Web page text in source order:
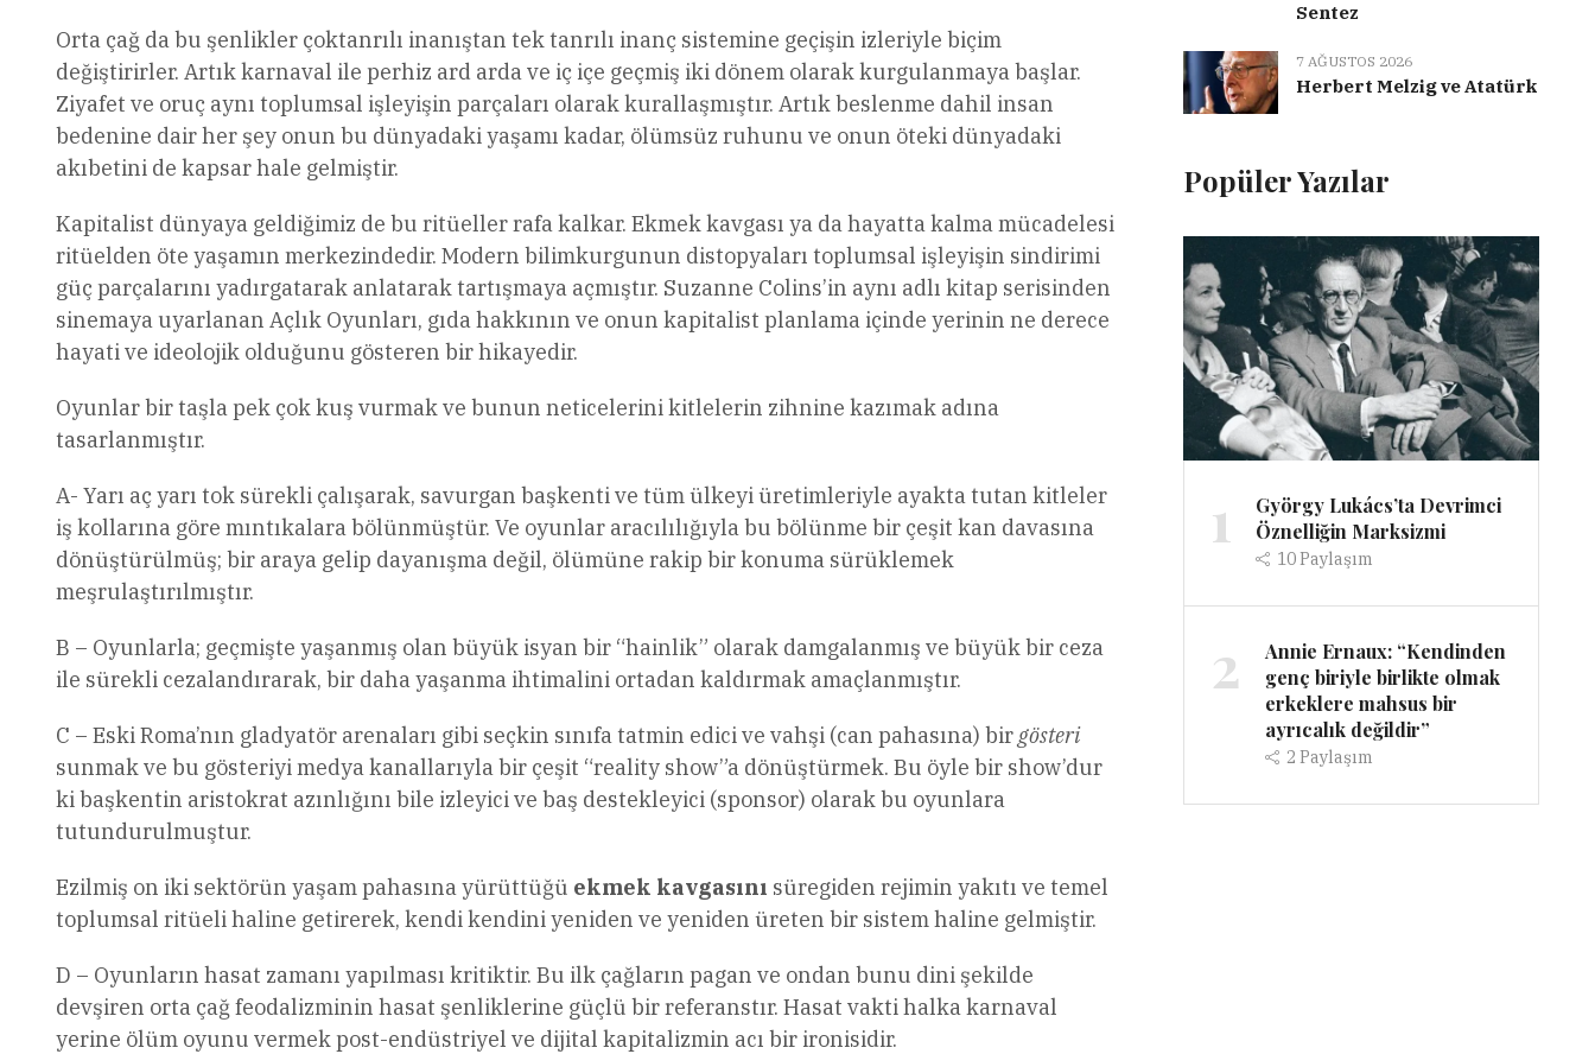
Orta çağ da bu şenlikler çoktanrılı inanıştan tek tanrılı inanç sistemine geçişin izleriyle biçim
değiştirirler. Artık karnaval ile perhiz ard arda ve iç içe geçmiş iki dönem olarak kurgulanmaya başlar.
Ziyafet ve oruç aynı toplumsal işleyişin parçaları olarak kurallaşmıştır. Artık beslenme dahil insan
bedenine dair her şey onun bu dünyadaki yaşamı kadar, ölümsüz ruhunu ve onun öteki dünyadaki
akıbetini de kapsar hale gelmiştir.
Kapitalist dünyaya geldiğimiz de bu ritüeller rafa kalkar. Ekmek kavgası ya da hayatta kalma mücadelesi
ritüelden öte yaşamın merkezindedir. Modern bilimkurgunun distopyaları toplumsal işleyişin sindirimi
güç parçalarını yadırgatarak anlatarak tartışmaya açmıştır. Suzanne Colins’in aynı adlı kitap serisinden
sinemaya uyarlanan Açlık Oyunları, gıda hakkının ve onun kapitalist planlama içinde yerinin ne derece
hayati ve ideolojik olduğunu gösteren bir hikayedir.
Oyunlar bir taşla pek çok kuş vurmak ve bunun neticelerini kitlelerin zihnine kazımak adına
tasarlanmıştır.
A- Yarı aç yarı tok sürekli çalışarak, savurgan başkenti ve tüm ülkeyi üretimleriyle ayakta tutan kitleler
iş kollarına göre mıntıkalara bölünmüştür. Ve oyunlar aracılılığıyla bu bölünme bir çeşit kan davasına
dönüştürülmüş; bir araya gelip dayanışma değil, ölümüne rakip bir konuma sürüklemek
meşrulaştırılmıştır.
B – Oyunlarla; geçmişte yaşanmış olan büyük isyan bir “hainlik” olarak damgalanmış ve büyük bir ceza
ile sürekli cezalandırarak, bir daha yaşanma ihtimalini ortadan kaldırmak amaçlanmıştır.
C – Eski Roma’nın gladyatör arenaları gibi seçkin sınıfa tatmin edici ve vahşi (can pahasına) birgösteri
sunmak ve bu gösteriyi medya kanallarıyla bir çeşit “reality show”a dönüştürmek. Bu öyle bir show’dur
ki başkentin aristokrat azınlığını bile izleyici ve baş destekleyici (sponsor) olarak bu oyunlara
tutundurulmuştur.
Ezilmiş on iki sektörün yaşam pahasına yürüttüğü ekmek kavgasını süregiden rejimin yakıtı ve temel
toplumsal ritüeli haline getirerek, kendi kendini yeniden ve yeniden üreten bir sistem haline gelmiştir.
D – Oyunların hasat zamanı yapılması kritiktir. Bu ilk çağların pagan ve ondan bunu dini şekilde
devşiren orta çağ feodalizminin hasat şenliklerine güçlü bir referanstır. Hasat vakti halka karnaval
yerine ölüm oyunu vermek post-endüstriyel ve dijital kapitalizmin acı bir ironisidir.
Sentez
7 AĞUSTOS 2026
Herbert Melzig ve Atatürk
Popüler Yazılar
1
György Lukács’ta Devrimci
Öznelliğin Marksizmi
10Paylaşım
2
Annie Ernaux: “Kendinden
genç biriyle birlikte olmak
erkeklere mahsus bir
ayrıcalık değildir”
2Paylaşım